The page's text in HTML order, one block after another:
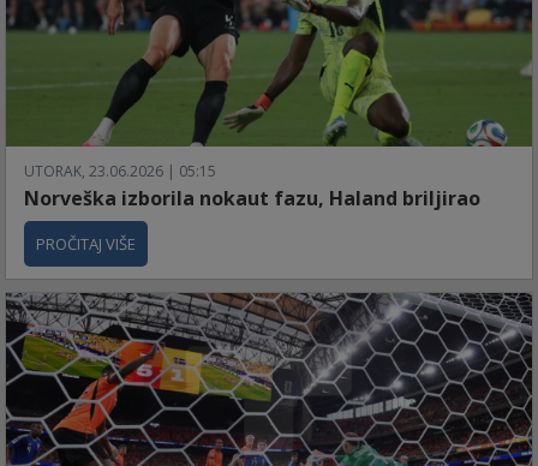
UTORAK, 23.06.2026 | 05:15
Norveška izborila nokaut fazu, Haland briljirao
PROČITAJ VIŠE